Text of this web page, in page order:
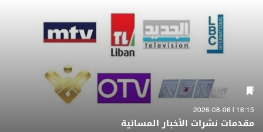
16:15 | 2026-08-06
مقدمات نشرات الأخبار المسائية